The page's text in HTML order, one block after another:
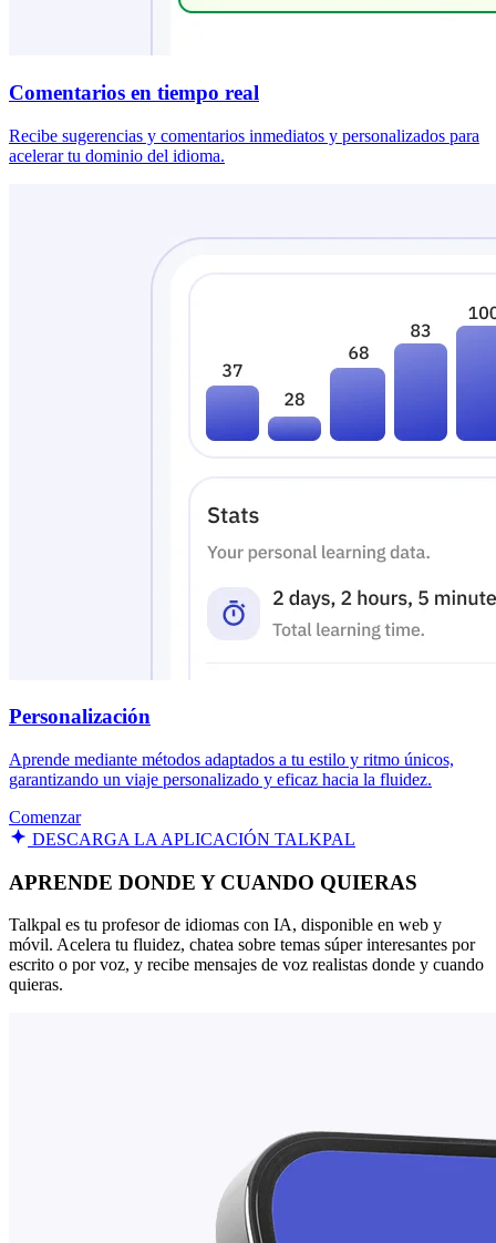
Comentarios en tiempo real
Recibe sugerencias y comentarios inmediatos y personalizados para
acelerar tu dominio del idioma.
Personalización
Aprende mediante métodos adaptados a tu estilo y ritmo únicos,
garantizando un viaje personalizado y eficaz hacia la fluidez.
Comenzar
DESCARGA LA APLICACIÓN TALKPAL
APRENDE DONDE Y CUANDO QUIERAS
Talkpal es tu profesor de idiomas con IA, disponible en web y
móvil. Acelera tu fluidez, chatea sobre temas súper interesantes por
escrito o por voz, y recibe mensajes de voz realistas donde y cuando
quieras.